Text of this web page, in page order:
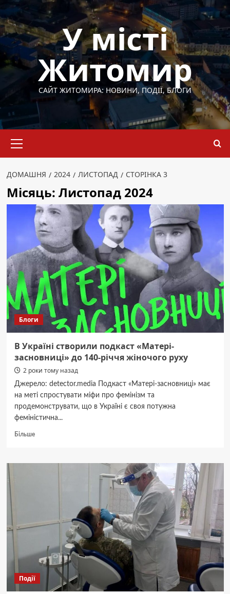
Перейти
до
вмісту
У місті
Житомир
САЙТ ЖИТОМИРА: НОВИНИ, ПОДІЇ, БЛОГИ
меню
ДОМАШНЯ 2024 ЛИСТОПАД СТОРІНКА 3
Місяць: Листопад 2024
Блоги
В Україні створили подкаст «Матері-
засновниці» до 140-річчя жіночого руху
2 роки тому назад
Джерело: detector.media Подкаст «Матері-засновниці» має
на меті спростувати міфи про фемінізм та
продемонструвати, що в Україні є своя потужна
феміністична...
БільшеДокладніше
Україні
140-
руху
Події